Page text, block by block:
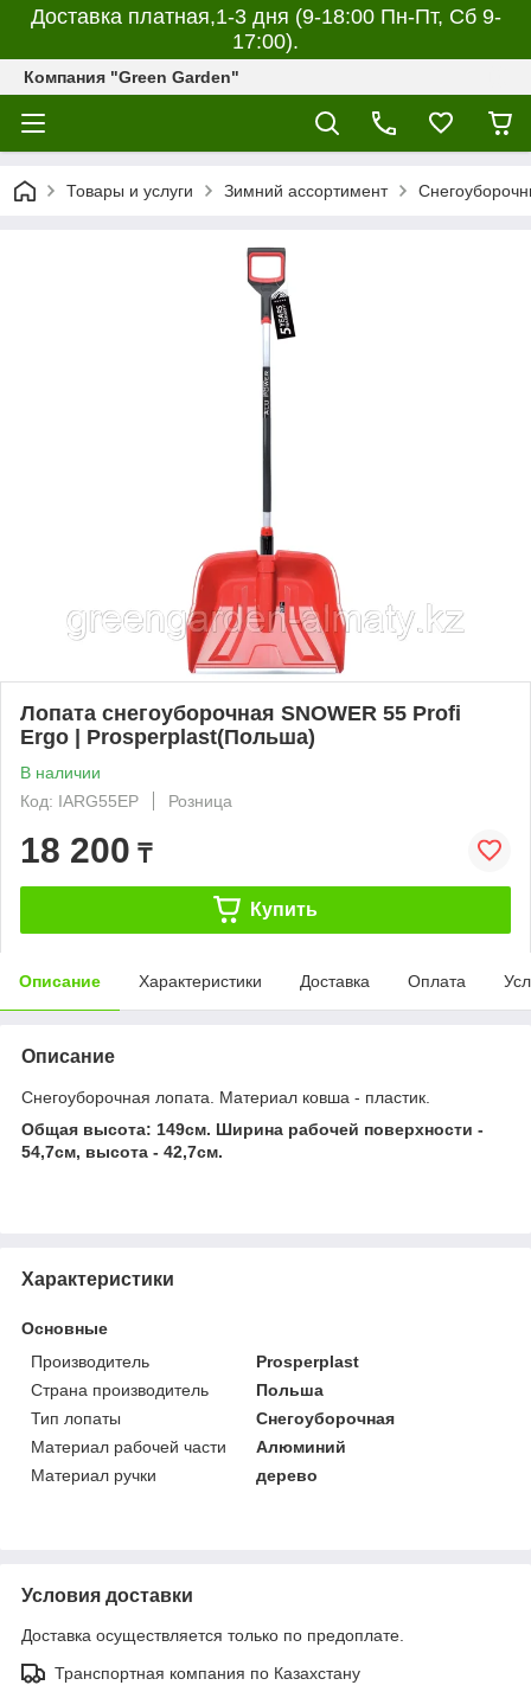
Доставка платная,1-3 дня (9-18:00 Пн-Пт, Сб 9-
17:00).
Компания "Green Garden"
Товары и услуги Зимний ассортимент
Лопата снегоуборочная SNOWER 55 Profi
Ergo | Prosperplast(Польша)
В наличии
Код: IARG55EP
Розница
18 200 ₸
Купить
Описание Характеристики Доставка Оплата
Описание
Снегоуборочная лопата. Материал ковша - пластик.
Общая высота: 149см. Ширина рабочей поверхности -
54,7см, высота - 42,7см.
Характеристики
Основные
Производитель
Prosperplast
Страна производитель
Польша
Тип лопаты
Снегоуборочная
Материал рабочей части
Алюминий
Материал ручки
дерево
Условия доставки
Доставка осуществляется только по предоплате.
Транспортная компания по Казахстану